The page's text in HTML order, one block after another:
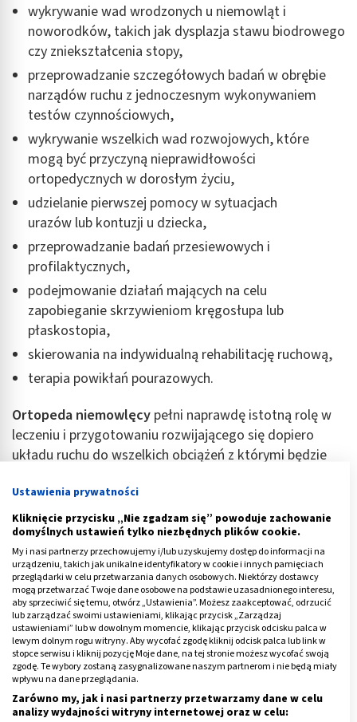
wykrywanie wad wrodzonych u niemowląt i
noworodków, takich jak dysplazja stawu biodrowego
czy zniekształcenia stopy,
przeprowadzanie szczegółowych badań w obrębie
narządów ruchu z jednoczesnym wykonywaniem
testów czynnościowych,
wykrywanie wszelkich wad rozwojowych, które
mogą być przyczyną nieprawidłowości
ortopedycznych w dorosłym życiu,
udzielanie pierwszej pomocy w sytuacjach
urazów lub kontuzji u dziecka,
przeprowadzanie badań przesiewowych i
profilaktycznych,
podejmowanie działań mających na celu
zapobieganie skrzywieniom kręgosłupa lub
płaskostopia,
skierowania na indywidualną rehabilitację ruchową,
terapia powikłań pourazowych.
Ortopeda niemowlęcy pełni naprawdę istotną rolę w
leczeniu i przygotowaniu rozwijającego się dopiero
układu ruchu do wszelkich obciążeń z którymi będzie
podkreślają, iż w tym zakresie warto współpracować z
lekarzem, poświęcając czas i wysiłek na walkę ze
wszelkimi wadami i dysfunkcjami. Okres rozwojowy
wpływa na dalszy rozwój całego organizmu, także w
obrębie narządów ruchu.
ZDROWIE
Gorset ortopedyczny na kręgosłup w
leczeniu skoliozy
Przeczytaj
artykuł
Ustawienia prywatności
Kliknięcie przycisku „Nie zgadzam się” powoduje zachowanie
domyślnych ustawień tylko niezbędnych plików cookie.
My i nasi partnerzy przechowujemy i/lub uzyskujemy dostęp do informacji na
urządzeniu, takich jak unikalne identyfikatory w cookie i innych pamięciach
przeglądarki w celu przetwarzania danych osobowych. Niektórzy dostawcy
mogą przetwarzać Twoje dane osobowe na podstawie uzasadnionego interesu,
aby sprzeciwić się temu, otwórz „Ustawienia”. Możesz zaakceptować, odrzucić
lub zarządzać swoimi ustawieniami, klikając przycisk „Zarządzaj
ustawieniami” lub w dowolnym momencie, klikając przycisk odcisku palca w
lewym dolnym rogu witryny. Aby wycofać zgodę kliknij odcisk palca lub link w
stopce serwisu i kliknij pozycję Moje dane, na tej stronie możesz wycofać swoją
zgodę. Te wybory zostaną zasygnalizowane naszym partnerom i nie będą miały
wpływu na dane przeglądania.
Zarówno my, jak i nasi partnerzy przetwarzamy dane w celu
analizy wydajności witryny internetowej oraz w celu: